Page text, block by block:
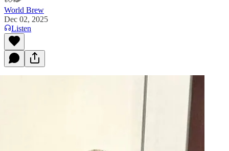
World Brew
Dec 02, 2025
Listen